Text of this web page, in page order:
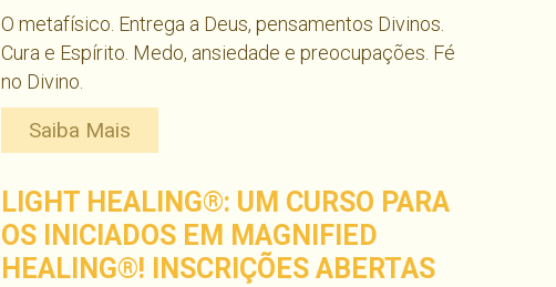
O metafísico. Entrega a Deus, pensamentos Divinos.
Cura e Espírito. Medo, ansiedade e preocupações. Fé
no Divino.
Saiba Mais
LIGHT HEALING®: UM CURSO PARA
OS INICIADOS EM MAGNIFIED
HEALING®! INSCRIÇÕES ABERTAS